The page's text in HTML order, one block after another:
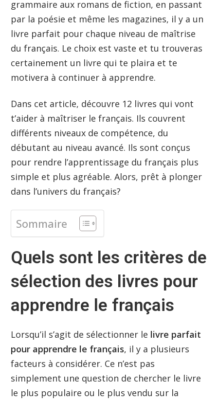
grammaire aux romans de fiction, en passant
par la poésie et même les magazines, il y a un
livre parfait pour chaque niveau de maîtrise
du français. Le choix est vaste et tu trouveras
certainement un livre qui te plaira et te
motivera à continuer à apprendre.
Dans cet article, découvre 12 livres qui vont
t’aider à maîtriser le français. Ils couvrent
différents niveaux de compétence, du
débutant au niveau avancé. Ils sont conçus
pour rendre l’apprentissage du français plus
simple et plus agréable. Alors, prêt à plonger
dans l’univers du français?
Sommaire
Quels sont les critères de
sélection des livres pour
apprendre le français
Lorsqu’il s’agit de sélectionner le livre parfait
pour apprendre le français, il y a plusieurs
facteurs à considérer. Ce n’est pas
simplement une question de chercher le livre
le plus populaire ou le plus vendu sur la